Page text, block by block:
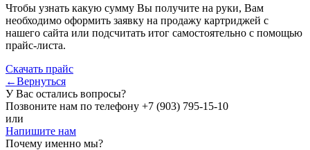
Чтобы узнать какую сумму Вы получите на руки, Вам
необходимо оформить заявку на продажу картриджей с
нашего сайта или подсчитать итог самостоятельно с помощью
прайс-листа.
Скачать прайс
←Вернуться
У Вас остались вопросы?
Позвоните нам по телефону +7 (903) 795-15-10
или
Напишите нам
Почему именно мы?